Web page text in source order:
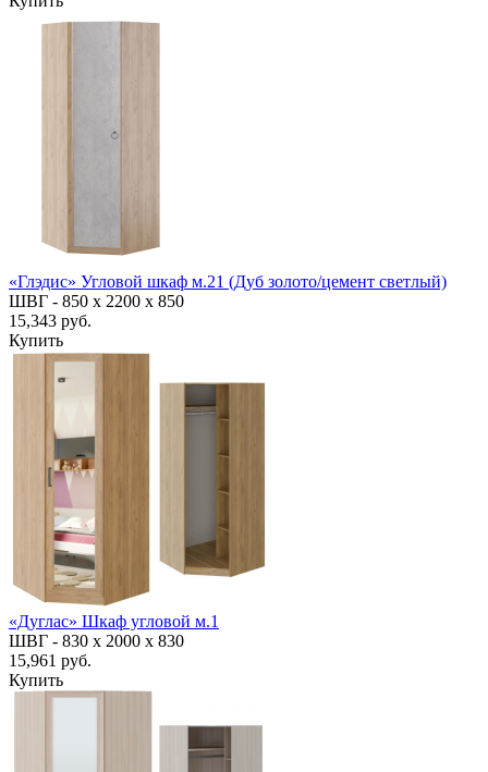
«Глэдис» Угловой шкаф м.21 (Дуб золото/цемент светлый)
ШВГ - 850 х 2200 х 850
15,343 руб.
Купить
«Дуглас» Шкаф угловой м.1
ШВГ - 830 х 2000 х 830
15,961 руб.
Купить